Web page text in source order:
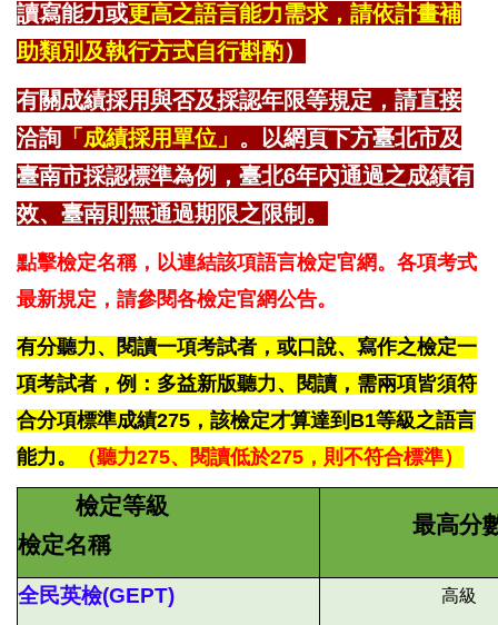
讀寫能力或更高之語言能力需求，請依計畫補
助類別及執行方式自行斟酌）
有關成績採用與否及採認年限等規定，請直接
洽詢 「成績採用單位」 。以網頁下方臺北市及
臺南市採認標準為例，臺北6年內通過之成績有
效、臺南則無通過期限之限制。
點擊檢定名稱，以連結該項語言檢定官網。各項考式
最新規定，請參閱各檢定官網公告。
有分聽力、閱讀一項考試者，或口說、寫作之檢定一
項考試者，例：多益新版聽力、閱讀，需兩項皆須符
合分項標準成績275，該檢定才算達到B1等級之語言
能力。
（聽力275、閱讀低於275，則不符合標準）
檢定等級
檢定名稱
最高分
全民英檢(GEPT) 高級